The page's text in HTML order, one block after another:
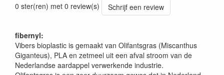
0 ster(ren) met 0 review(s)
Schrijf een review
fibernyl:
Vibers bioplastic is gemaakt van Olifantsgras (Miscanthus
Giganteus), PLA en zetmeel uit een afval stroom van de
Nederlandse aardappel verwerkende industrie.